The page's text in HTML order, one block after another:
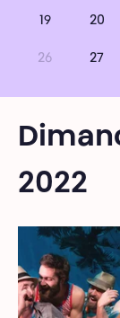
19 20
26 27
2022